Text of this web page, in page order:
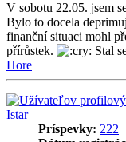
V sobotu 22.05. jsem
Bylo to docela
finanční situaci mohl
přírůstek.
Stal
Hore
Istar
Príspevky: 222